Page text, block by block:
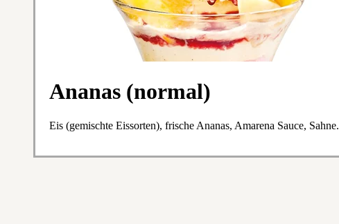
Ananas (normal)
Eis (gemischte Eissorten), frische Ananas, Amarena Sauce, Sahne.